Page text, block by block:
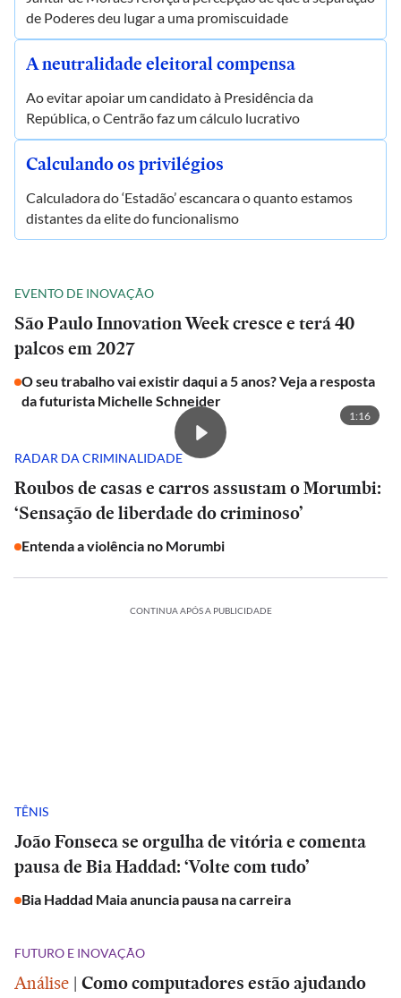
de Poderes deu lugar a uma promiscuidade
A neutralidade eleitoral compensa
Ao evitar apoiar um candidato à Presidência da
República, o Centrão faz um cálculo lucrativo
Calculando os privilégios
Calculadora do ‘Estadão’ escancara o quanto estamos
distantes da elite do funcionalismo
EVENTO DE INOVAÇÃO
São Paulo Innovation Week cresce e terá 40
palcos em 2027
O seu trabalho vai existir daqui a 5 anos? Veja a resposta
da futurista Michelle Schneider
1:16
RADAR DA CRIMINALIDADE
Roubos de casas e carros assustam o Morumbi:
‘Sensação de liberdade do criminoso’
Entenda a violência no Morumbi
CONTINUA APÓS A PUBLICIDADE
TÊNIS
João Fonseca se orgulha de vitória e comenta
pausa de Bia Haddad: ‘Volte com tudo’
Bia Haddad Maia anuncia pausa na carreira
FUTURO E INOVAÇÃO
Análise | Como computadores estão ajudando